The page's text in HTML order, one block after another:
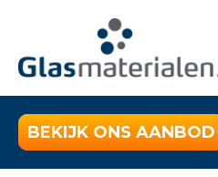
BEKIJK ONS AANBOD